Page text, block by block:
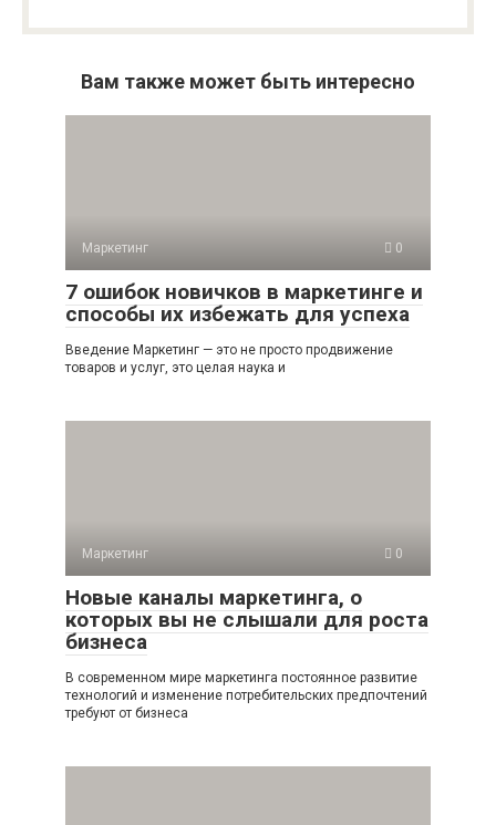
Вам также может быть интересно
Маркетинг 0
7 ошибок новичков в маркетинге и
способы их избежать для успеха
Введение Маркетинг — это не просто продвижение
товаров и услуг, это целая наука и
Маркетинг 0
Новые каналы маркетинга, о
которых вы не слышали для роста
бизнеса
В современном мире маркетинга постоянное развитие
технологий и изменение потребительских предпочтений
требуют от бизнеса